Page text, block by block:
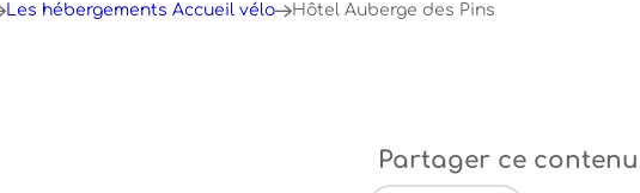
Les hébergements Accueil vélo Hôtel Auberge des Pins
Partager ce contenu